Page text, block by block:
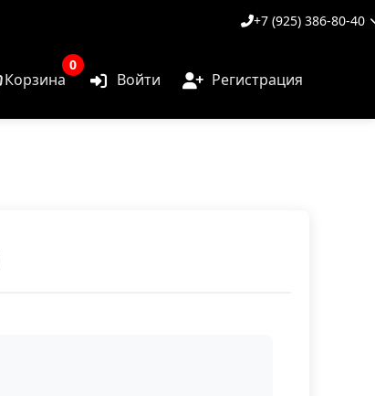
+7 (925) 386-80-40
Корзина
0
Войти Регистрация